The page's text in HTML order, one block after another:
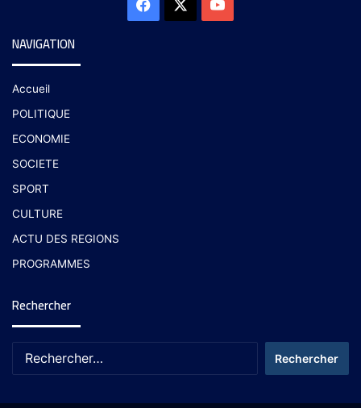
NAVIGATION
Accueil
POLITIQUE
ECONOMIE
SOCIETE
SPORT
CULTURE
ACTU DES REGIONS
PROGRAMMES
Rechercher